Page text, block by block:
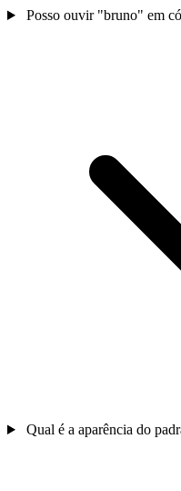
Posso ouvir "bruno" em
Qual é a aparência do